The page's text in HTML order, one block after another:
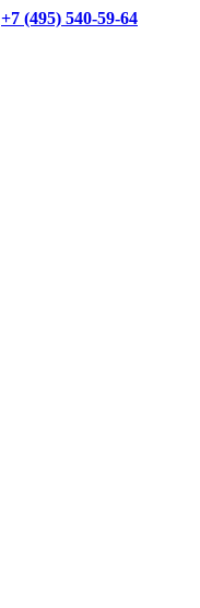
+7 (495) 540-59-64